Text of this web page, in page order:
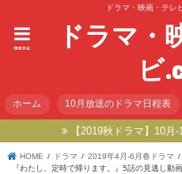
ドラマ・映画・テレ
ドラマ・
ビ
menu
ホーム 10月放送のドラマ日程表
【2019秋ドラマ】10月
HOME ドラマ
2019年4月-6月春ドラマ
『わたし、定時で帰ります。』5話の見逃し動